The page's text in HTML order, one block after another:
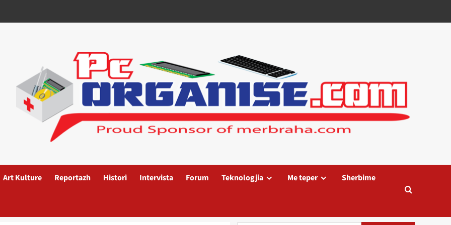
Art Kulture Reportazh Histori Intervista Forum Teknologjia Me teper Sherbime